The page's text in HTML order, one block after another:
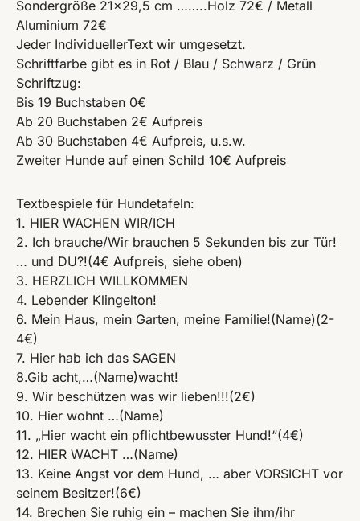
Sondergröße 21×29,5 cm ……..Holz 72€ / Metall
Aluminium 72€
Jeder IndividuellerText wir umgesetzt.
Schriftfarbe gibt es in Rot / Blau / Schwarz / Grün
Schriftzug:
Bis 19 Buchstaben 0€
Ab 20 Buchstaben 2€ Aufpreis
Ab 30 Buchstaben 4€ Aufpreis, u.s.w.
Zweiter Hunde auf einen Schild 10€ Aufpreis
Textbespiele für Hundetafeln:
1. HIER WACHEN WIR/ICH
2. Ich brauche/Wir brauchen 5 Sekunden bis zur Tür!
… und DU?!(4€ Aufpreis, siehe oben)
3. HERZLICH WILLKOMMEN
4. Lebender Klingelton!
6. Mein Haus, mein Garten, meine Familie!(Name)(2-
4€)
7. Hier hab ich das SAGEN
8.Gib acht,…(Name)wacht!
9. Wir beschützen was wir lieben!!!(2€)
10. Hier wohnt …(Name)
11. „Hier wacht ein pflichtbewusster Hund!“(4€)
12. HIER WACHT …(Name)
13. Keine Angst vor dem Hund, … aber VORSICHT vor
seinem Besitzer!(6€)
14. Brechen Sie ruhig ein – machen Sie ihm/ihr